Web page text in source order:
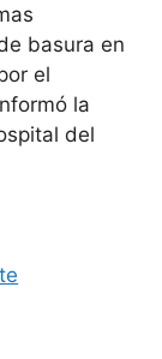
basura en
el
la
del